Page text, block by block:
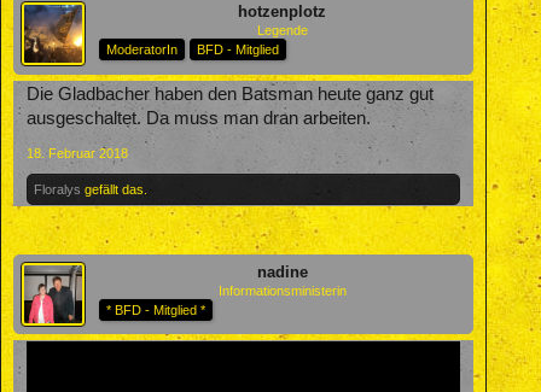
hotzenplotz
Legende
ModeratorIn
BFD - Mitglied
Die Gladbacher haben den Batsman heute ganz gut
ausgeschaltet. Da muss man dran arbeiten.
18. Februar 2018
Floralys gefällt das.
nadine
Informationsministerin
* BFD - Mitglied *